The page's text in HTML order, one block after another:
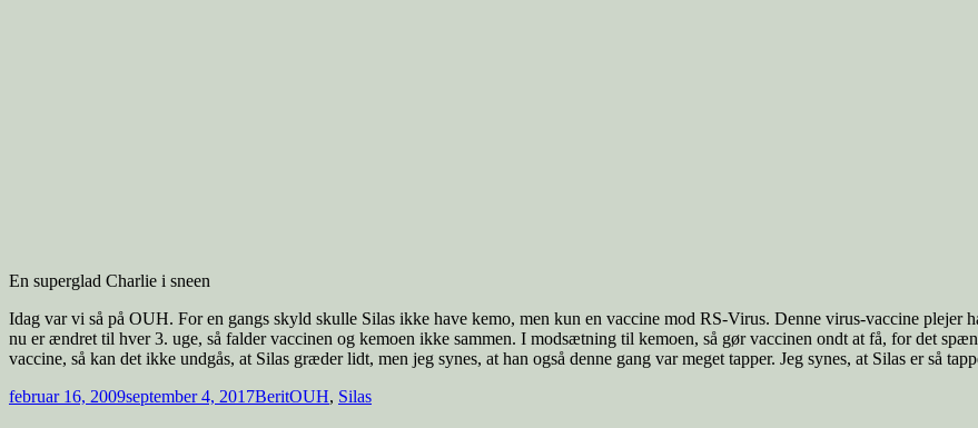
En superglad Charlie i sneen
Idag var vi så på OUH. For en gangs skyld skulle Silas ikke have kemo, men kun en vaccine mod RS-Virus. Denne virus-vaccine plejer
nu er ændret til hver 3. uge, så falder vaccinen og kemoen ikke sammen. I modsætning til kemoen, så gør vaccinen ondt at få, for det
vaccine, så kan det ikke undgås, at Silas græder lidt, men jeg synes, at han også denne gang var meget tapper. Jeg synes, at Silas er så
Udgivet
februar 16, 2009september 4, 2017Forfatter
BeritTags
OUH, Silas